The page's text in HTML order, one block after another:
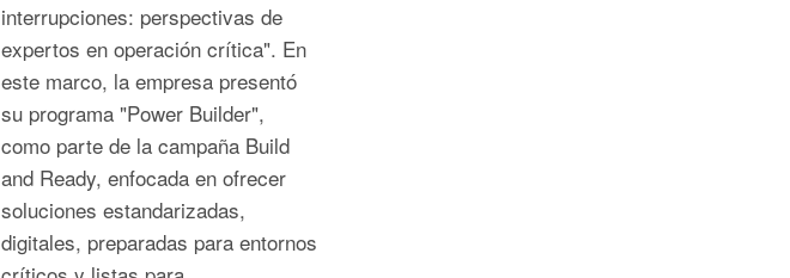
interrupciones: perspectivas de
expertos en operación crítica". En
este marco, la empresa presentó
su programa "Power Builder",
como parte de la campaña Build
and Ready, enfocada en ofrecer
soluciones estandarizadas,
digitales, preparadas para entornos